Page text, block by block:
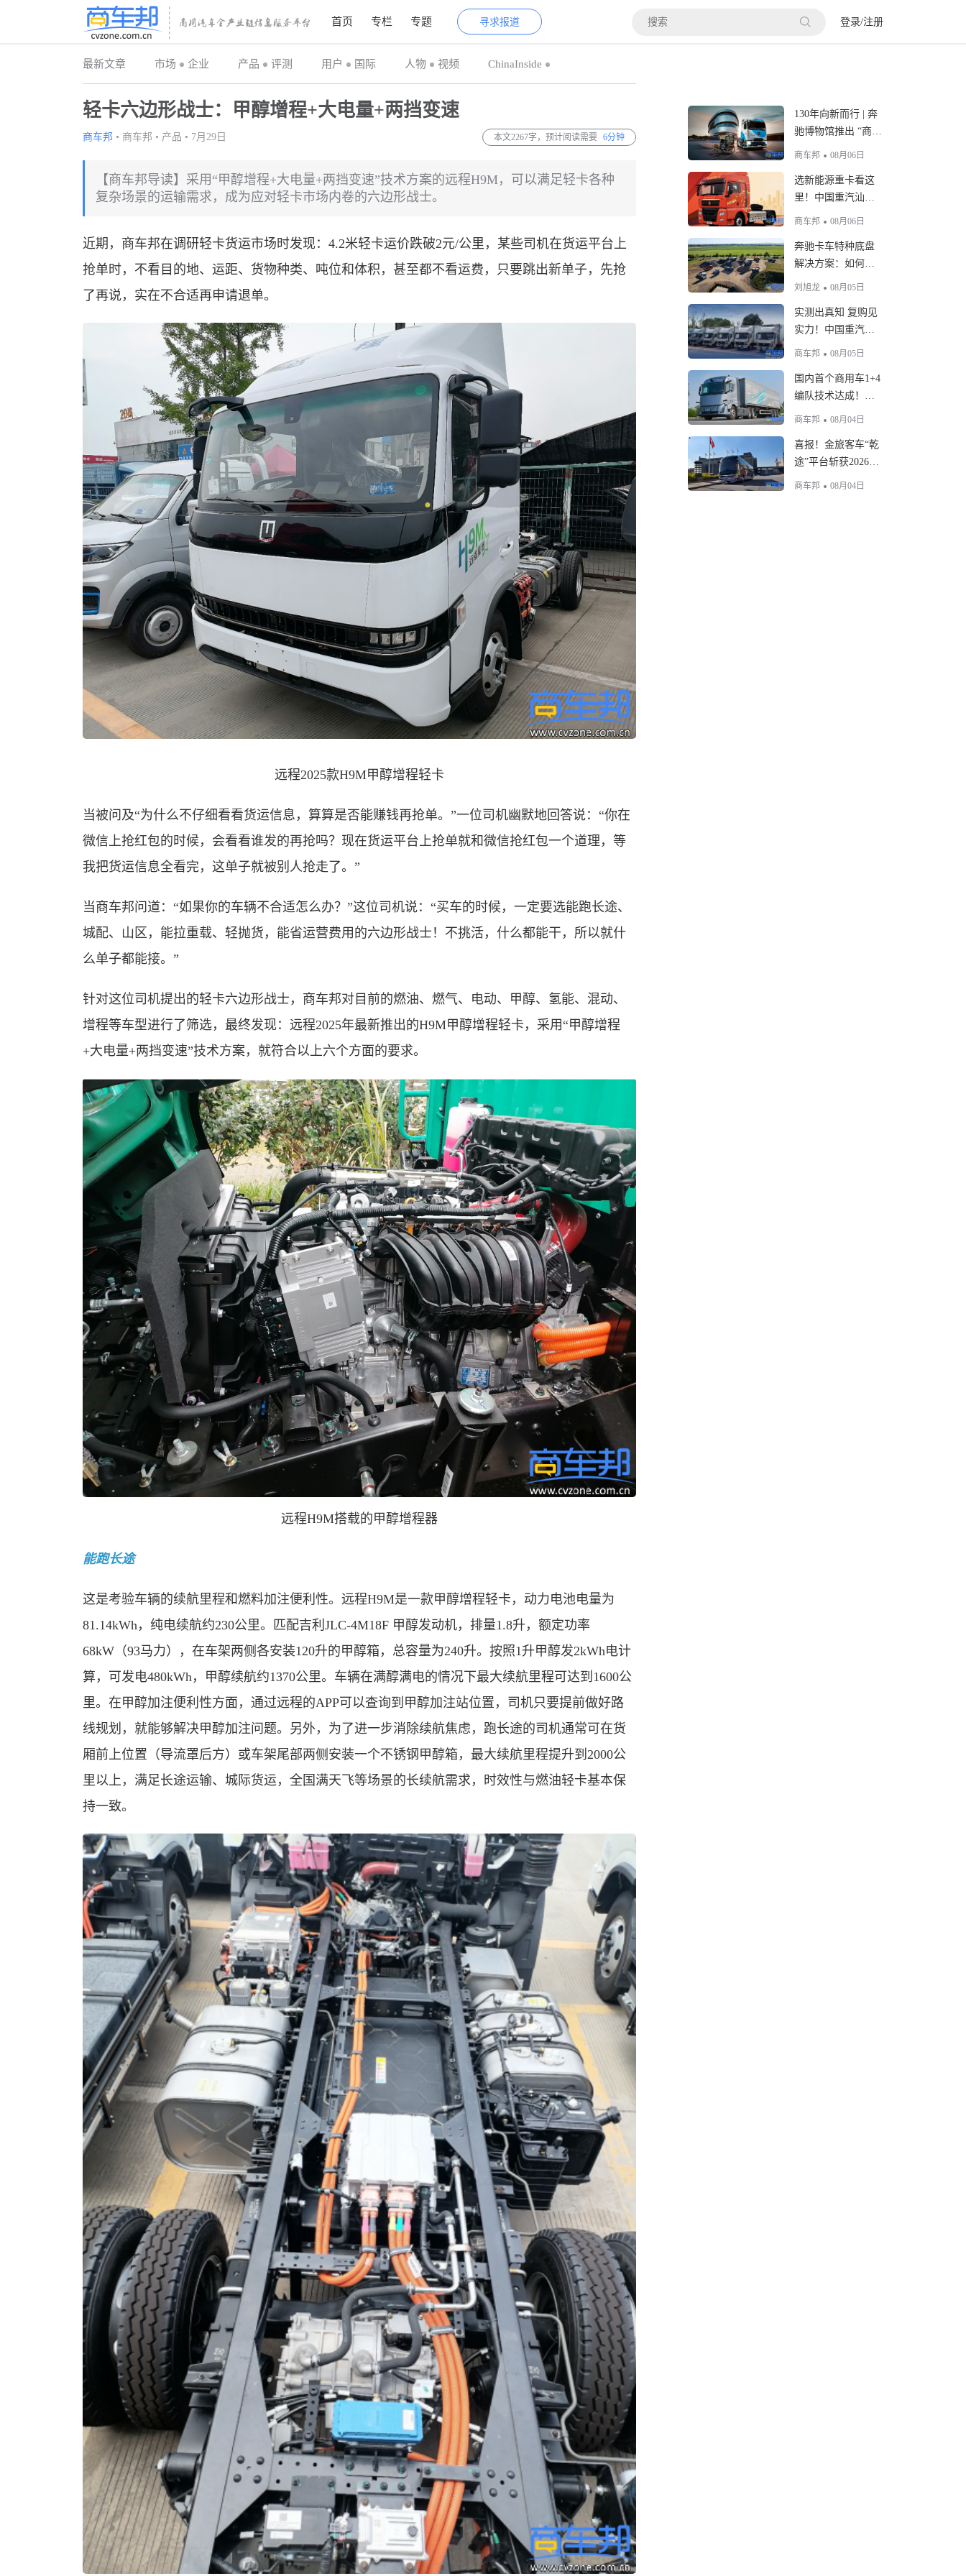
首页 专栏 专题 寻求报道 登录/注册
最新文章 市场 企业 产品 评测 用户 国际 人物 视频 ChinaInside
轻卡六边形战士：甲醇增程+大电量+两挡变速
商车邦 • 商车邦 • 产品 • 7月29日 本文2267字，预计阅读需要 6分钟
【商车邦导读】采用“甲醇增程+大电量+两挡变速”技术方案的远程H9M，可以满足轻卡各种
复杂场景的运输需求，成为应对轻卡市场内卷的六边形战士。
近期，商车邦在调研轻卡货运市场时发现：4.2米轻卡运价跌破2元/公里，某些司机在货运平台上
抢单时，不看目的地、运距、货物种类、吨位和体积，甚至都不看运费，只要跳出新单子，先抢
了再说，实在不合适再申请退单。
远程2025款H9M甲醇增程轻卡
当被问及“为什么不仔细看看货运信息，算算是否能赚钱再抢单。”一位司机幽默地回答说：“你在
微信上抢红包的时候，会看看谁发的再抢吗？现在货运平台上抢单就和微信抢红包一个道理，等
我把货运信息全看完，这单子就被别人抢走了。”
当商车邦问道：“如果你的车辆不合适怎么办？”这位司机说：“买车的时候，一定要选能跑长途、
城配、山区，能拉重载、轻抛货，能省运营费用的六边形战士！不挑活，什么都能干，所以就什
么单子都能接。”
针对这位司机提出的轻卡六边形战士，商车邦对目前的燃油、燃气、电动、甲醇、氢能、混动、
增程等车型进行了筛选，最终发现：远程2025年最新推出的H9M甲醇增程轻卡，采用“甲醇增程
+大电量+两挡变速”技术方案，就符合以上六个方面的要求。
远程H9M搭载的甲醇增程器
能跑长途
这是考验车辆的续航里程和燃料加注便利性。远程H9M是一款甲醇增程轻卡，动力电池电量为
81.14kWh，纯电续航约230公里。匹配吉利JLC-4M18F 甲醇发动机，排量1.8升，额定功率
68kW（93马力），在车架两侧各安装120升的甲醇箱，总容量为240升。按照1升甲醇发2kWh电计
算，可发电480kWh，甲醇续航约1370公里。车辆在满醇满电的情况下最大续航里程可达到1600公
里。在甲醇加注便利性方面，通过远程的APP可以查询到甲醇加注站位置，司机只要提前做好路
线规划，就能够解决甲醇加注问题。另外，为了进一步消除续航焦虑，跑长途的司机通常可在货
厢前上位置（导流罩后方）或车架尾部两侧安装一个不锈钢甲醇箱，最大续航里程提升到2000公
里以上，满足长途运输、城际货运，全国满天飞等场景的长续航需求，时效性与燃油轻卡基本保
持一致。
130年向新而行 | 奔
驰博物馆推出 “商用
车130周年” 特展
商车邦 08月06日
选新能源重卡看这
里！中国重汽汕德
卡513kWh 电驱桥牵
商车邦 08月06日
奔驰卡车特种底盘
解决方案：如何满
足多元化场景改装
刘旭龙 08月05日
实测出真知 复购见
实力！中国重汽
HOWO新能源冷藏
杆
商车邦 08月05日
国内首个商用车1+4
编队技术达成！吉
利远程星瀚H完成多
测
商车邦 08月04日
喜报！金旅客车“乾
途”平台斩获2026汽
车可持续发展“智创
商车邦 08月04日